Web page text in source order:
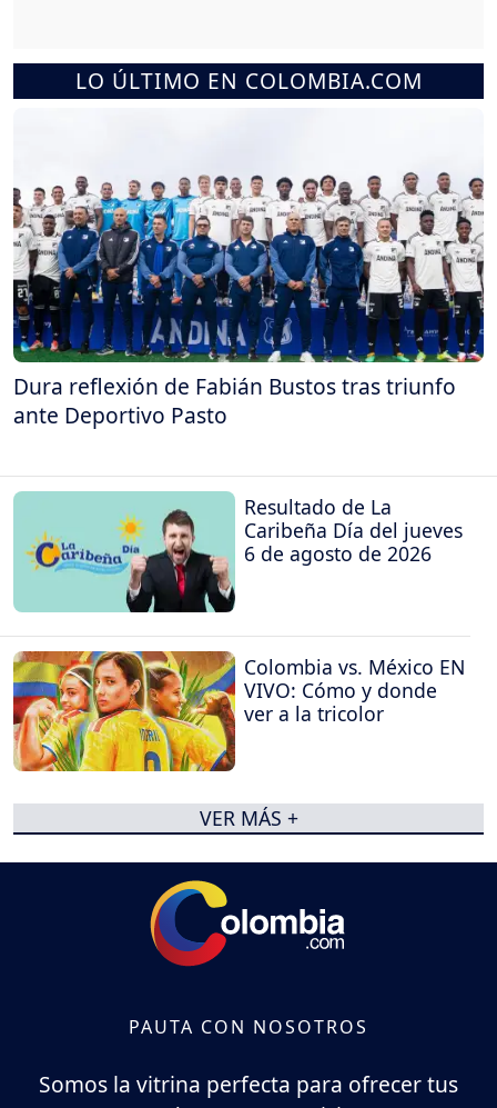
LO ÚLTIMO EN COLOMBIA.COM
Dura reflexión de Fabián Bustos tras triunfo
ante Deportivo Pasto
Resultado de La
Caribeña Día del jueves
6 de agosto de 2026
Colombia vs. México EN
VIVO: Cómo y donde
ver a la tricolor
VER MÁS +
PAUTA CON NOSOTROS
Somos la vitrina perfecta para ofrecer tus